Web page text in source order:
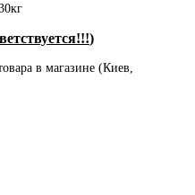
)
в магазине (Киев,